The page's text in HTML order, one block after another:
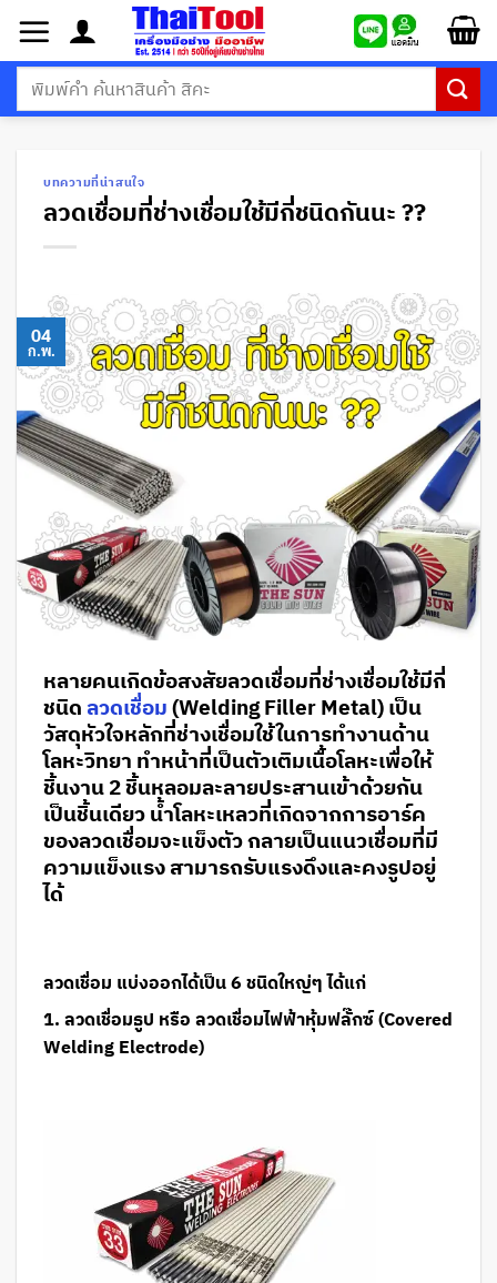
ยัง
เนื้อหา
ค้นหา:
บทความที่น่าสนใจ
ลวดเชื่อมที่ช่างเชื่อมใช้มีกี่ชนิดกันนะ ??
04
ก.พ.
หลายคนเกิดข้อสงสัยลวดเชื่อมที่ช่างเชื่อมใช้มีกี่
ชนิด ลวดเชื่อม (Welding Filler Metal) เป็น
วัสดุหัวใจหลักที่ช่างเชื่อมใช้ในการทำงานด้าน
โลหะวิทยา ทำหน้าที่เป็นตัวเติมเนื้อโลหะเพื่อให้
ชิ้นงาน 2 ชิ้นหลอมละลายประสานเข้าด้วยกัน
เป็นชิ้นเดียว น้ำโลหะเหลวที่เกิดจากการอาร์ค
ของลวดเชื่อมจะแข็งตัว กลายเป็นแนวเชื่อมที่มี
ความแข็งแรง สามารถรับแรงดึงและคงรูปอยู่
ได้
ลวดเชื่อม แบ่งออกได้เป็น 6 ชนิดใหญ่ๆ ได้แก่
1. ลวดเชื่อมธูป หรือ ลวดเชื่อมไฟฟ้าหุ้มฟลั๊กซ์ (Covered
Welding Electrode)